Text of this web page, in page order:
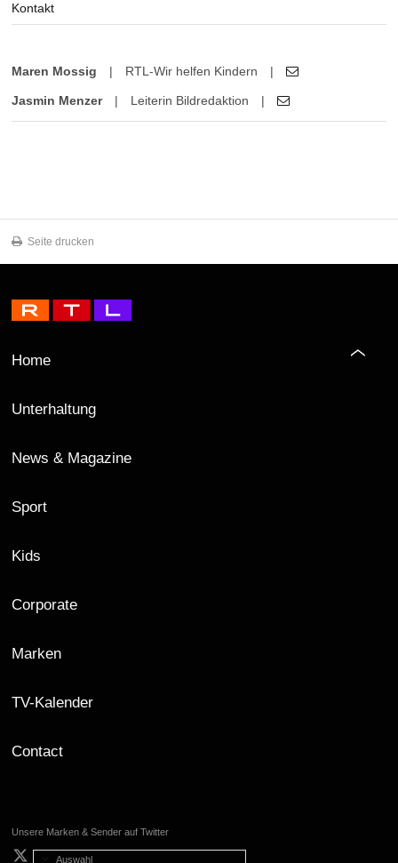
Kontakt
Maren Mossig | RTL-Wir helfen Kindern |
Jasmin Menzer | Leiterin Bildredaktion |
Seite drucken
Home
Unterhaltung
News & Magazine
Sport
Kids
Corporate
Marken
TV-Kalender
Contact
Unsere Marken & Sender auf Twitter
Auswahl